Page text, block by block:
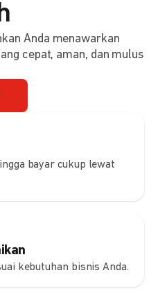
bayar cukup lewat
kebutuhan bisnis Anda.
Anda menawarkan
cepat, aman, dan mulus